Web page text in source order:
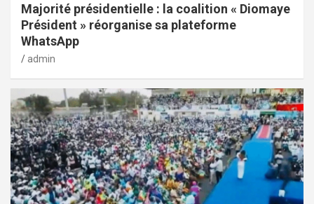
Majorité présidentielle : la coalition « Diomaye
Président » réorganise sa plateforme
WhatsApp
admin